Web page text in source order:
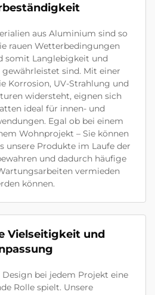
aus Aluminium sind so
rauen Wetterbedingungen
somit Langlebigkeit und
sind. Mit einer
Korrosion, UV-Strahlung und
widersteht, eignen sich
ideal für innen- und
Egal ob bei einem
Wohnprojekt – Sie können
unsere Produkte im Laufe der
und dadurch häufige
vermieden
können.
Vielseitigkeit und
Design bei jedem Projekt eine
Rolle spielt. Unsere